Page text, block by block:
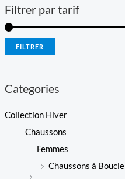
Filtrer par tarif
FILTRER
Categories
Collection Hiver
Chaussons
Femmes
Chaussons à Boucle